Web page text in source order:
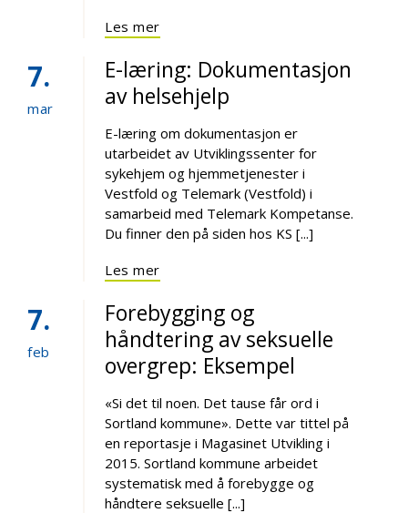
Les mer
7
mar
E-læring: Dokumentasjon
av helsehjelp
E-læring om dokumentasjon er
utarbeidet av Utviklingssenter for
sykehjem og hjemmetjenester i
Vestfold og Telemark (Vestfold) i
samarbeid med Telemark Kompetanse.
Du finner den på siden hos KS [...]
Les mer
7
feb
Forebygging og
håndtering av seksuelle
overgrep: Eksempel
«Si det til noen. Det tause får ord i
Sortland kommune». Dette var tittel på
en reportasje i Magasinet Utvikling i
2015. Sortland kommune arbeidet
systematisk med å forebygge og
håndtere seksuelle [...]